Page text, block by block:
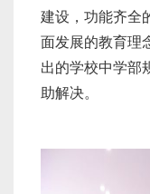
建设，功能齐全
面发展的教育理
出的学校中学部
助解决。